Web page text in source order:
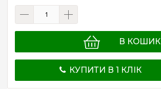
В КОШИК
КУПИТИ В 1 КЛІК